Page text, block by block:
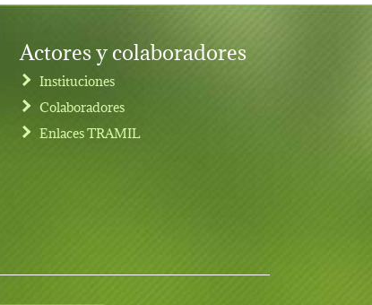
Actores y colaboradores
Instituciones
Colaboradores
Enlaces TRAMIL